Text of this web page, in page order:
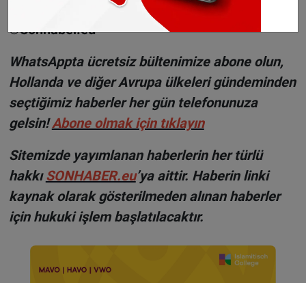
©Sonhaber.eu
WhatsAppta ücretsiz bültenimize abone olun,
Hollanda ve diğer Avrupa ülkeleri gündeminden
seçtiğimiz haberler her gün telefonunuza
gelsin!Abone olmak için tıklayın
Sitemizde yayımlanan haberlerin her türlü
hakkıSONHABER.eu’ya aittir. Haberin linki
kaynak olarak gösterilmeden alınan haberler
için hukuki işlem başlatılacaktır.